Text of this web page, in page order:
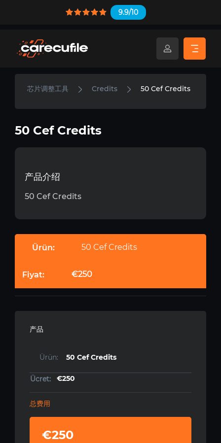
9.9/10
芯片调整工具 Credits 50 Cef Credits
50 Cef Credits
产品介绍
50 Cef Credits
50 Cef Credits
€250
产品
50 Cef Credits
€250
总费用
€250